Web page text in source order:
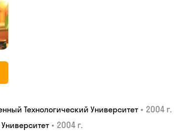
Технологический Университет • 2004 г.
• 2004 г.